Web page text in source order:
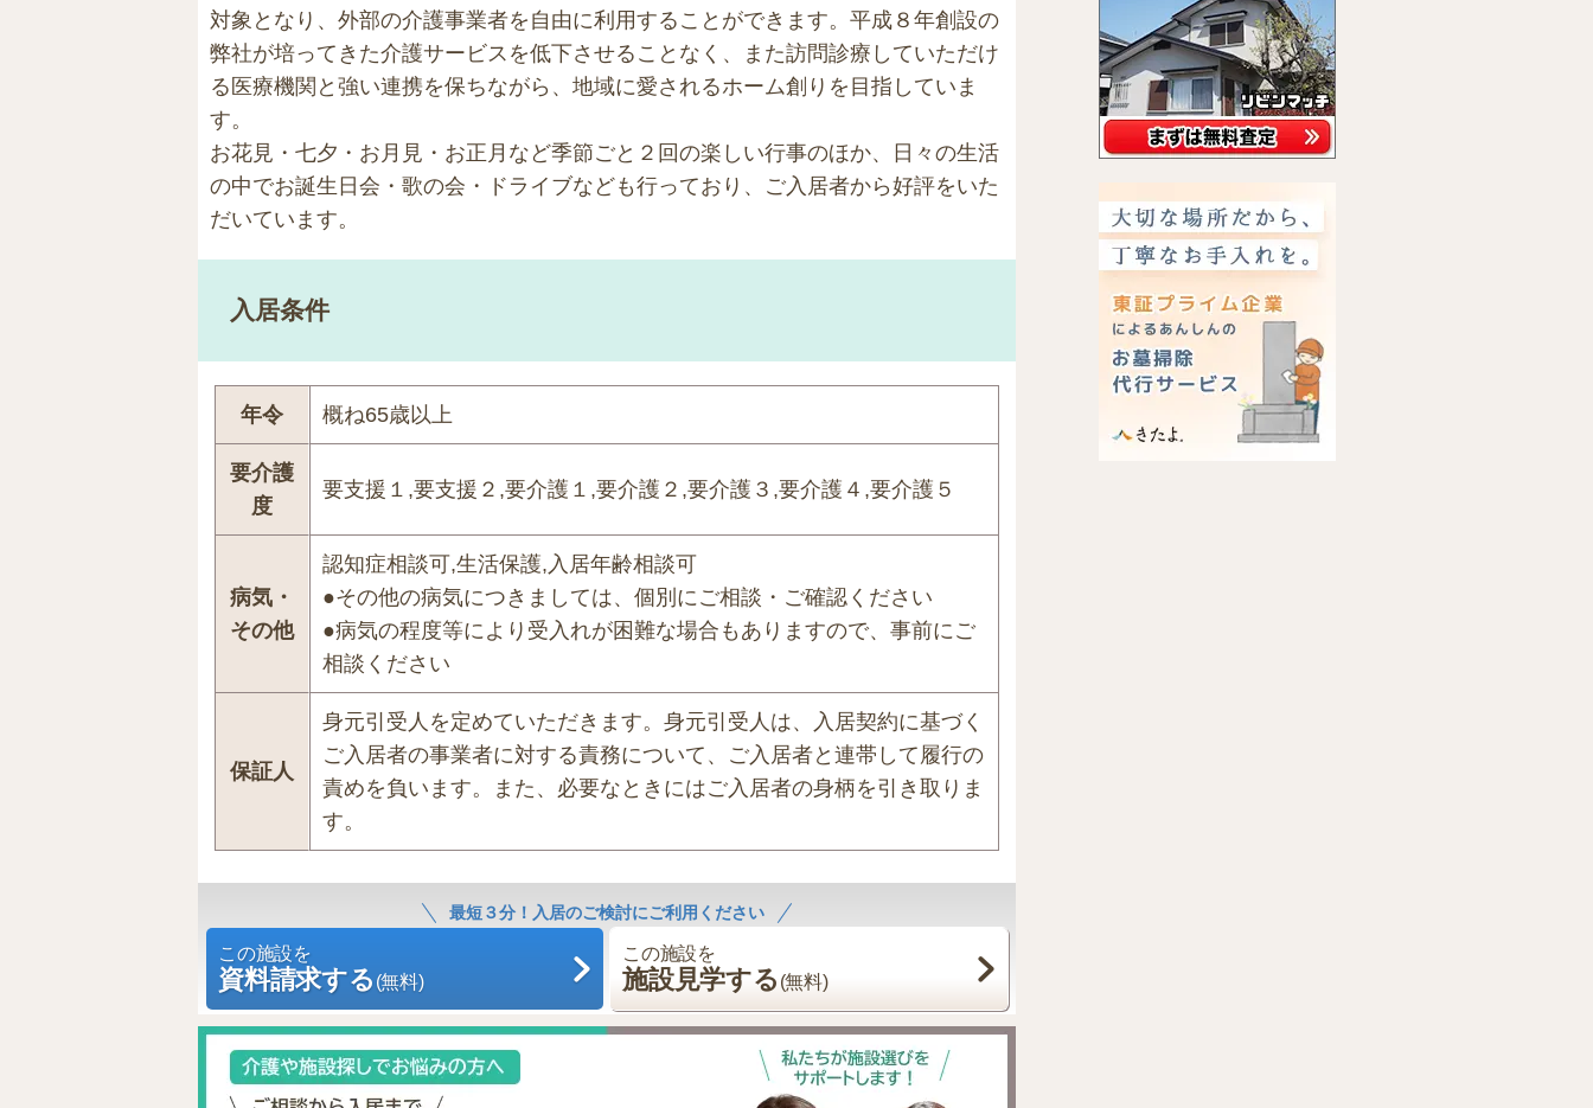
対象となり、外部の介護事業者を自由に利用することができます。平成８年創設の
弊社が培ってきた介護サービスを低下させることなく、また訪問診療していただけ
る医療機関と強い連携を保ちながら、地域に愛されるホーム創りを目指していま
す。
お花見・七夕・お月見・お正月など季節ごと２回の楽しい行事のほか、日々の生活
の中でお誕生日会・歌の会・ドライブなども行っており、ご入居者から好評をいた
だいています。
入居条件
年令 概ね65歳以上
要介護
度
要支援１,要支援２,要介護１,要介護２,要介護３,要介護４,要介護５
病気・
その他
認知症相談可,生活保護,入居年齢相談可
●その他の病気につきましては、個別にご相談・ご確認ください
●病気の程度等により受入れが困難な場合もありますので、事前にご
相談ください
保証人
身元引受人を定めていただきます。身元引受人は、入居契約に基づく
ご入居者の事業者に対する責務について、ご入居者と連帯して履行の
責めを負います。また、必要なときにはご入居者の身柄を引き取りま
す。
最短３分！入居のご検討にご利用ください
この施設を
資料請求する (無料)
この施設を
施設見学する (無料)